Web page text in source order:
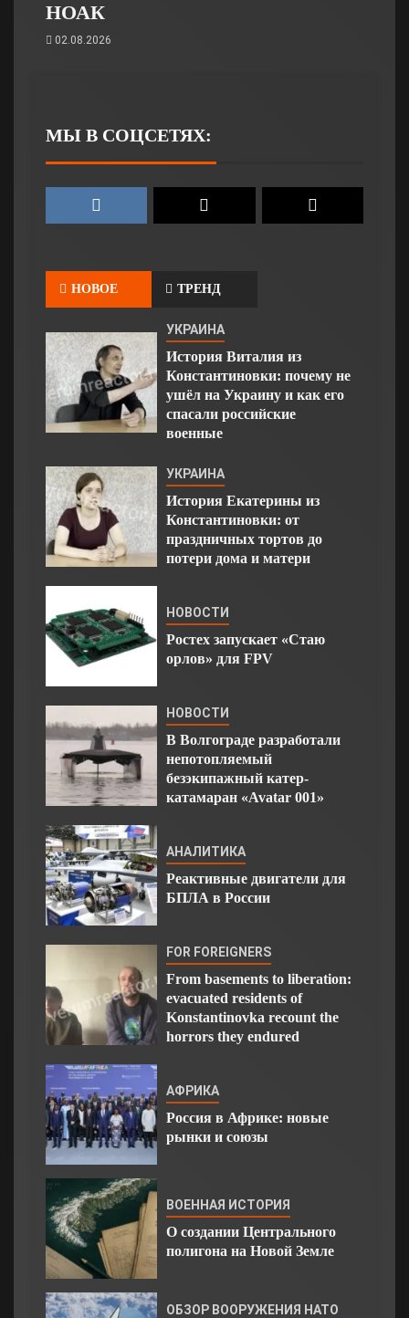
НОАК
02.08.2026
МЫ В СОЦСЕТЯХ:
НОВОЕ ТРЕНД
УКРАИНА
История Виталия из
Константиновки: почему не
ушёл на Украину и как его
спасали российские
военные
УКРАИНА
История Екатерины из
Константиновки: от
праздничных тортов до
потери дома и матери
НОВОСТИ
Ростех запускает «Стаю
орлов» для FPV
НОВОСТИ
В Волгограде разработали
непотопляемый
безэкипажный катер-
катамаран «Avatar 001»
АНАЛИТИКА
Реактивные двигатели для
БПЛА в России
FOR FOREIGNERS
From basements to liberation:
evacuated residents of
Konstantinovka recount the
horrors they endured
АФРИКА
Россия в Африке: новые
рынки и союзы
ВОЕННАЯ ИСТОРИЯ
О создании Центрального
полигона на Новой Земле
ОБЗОР ВООРУЖЕНИЯ НАТО